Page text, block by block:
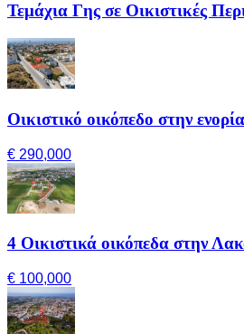
Τεμάχια Γης σε Οικιστικές
Οικιστικό οικόπεδο στην
€ 290,000
4 Οικιστικά οικόπεδα στην
€ 100,000